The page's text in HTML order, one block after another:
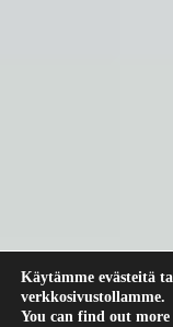
Käytämme evästeitä
verkkosivustollamme.
You can find out